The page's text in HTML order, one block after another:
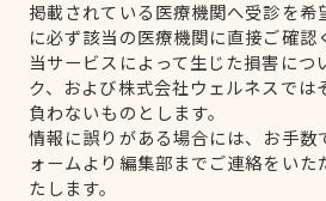
掲載されている医療機関へ受診を希
に必ず該当の医療機関に直接ご確認
当サービスによって生じた損害につ
ク、および株式会社ウェルネスでは
負わないものとします。
情報に誤りがある場合には、お手数
ォームより編集部までご連絡をいた
たします。